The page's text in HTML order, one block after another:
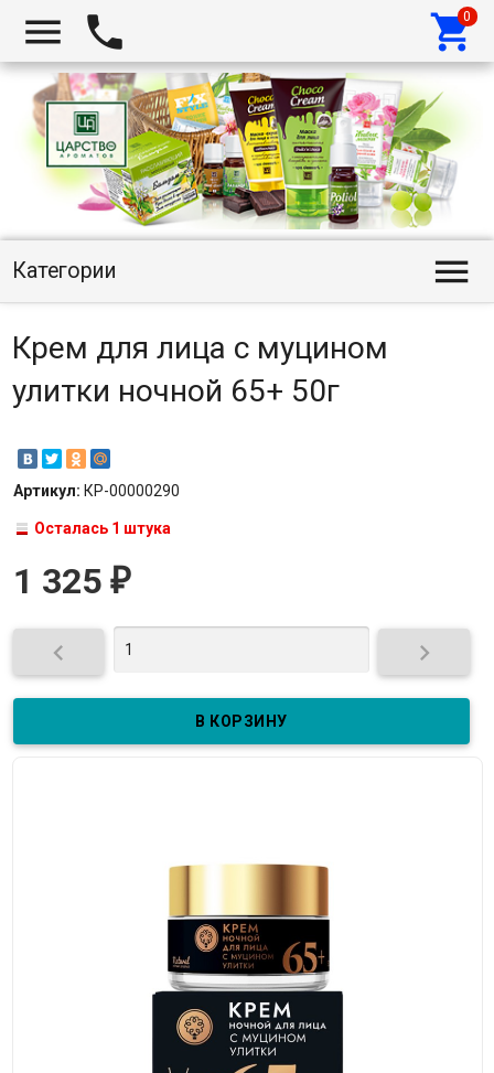
  
Категории 
Крем для лица с муцином
улитки ночной 65+ 50г
Артикул: КР-00000290
Осталась 1 штука
1 325 ₽
 